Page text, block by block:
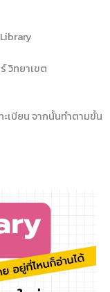
วิทยาเขต
เบียน จากนั้นทำตามขั้น